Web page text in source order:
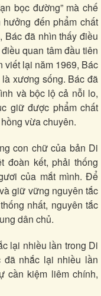
nghệ
đổi số
bọc đường” mà chế
đến phẩm chất
Bác đã nhìn thấy điều
quan tâm đầu tiên
viết lại năm 1969, Bác
xương sống. Bác đã
và bộc lộ cả nỗi lo,
giữ được phẩm chất
vừa chuyên.
con chữ của bản Di
đoàn kết, phải thống
của mắt mình. Để
giữ vững nguyên tắc
nhất, nguyên tắc
dân chủ.
lại nhiều lần trong Di
đã nhắc lại nhiều lần
cần kiệm liêm chính,